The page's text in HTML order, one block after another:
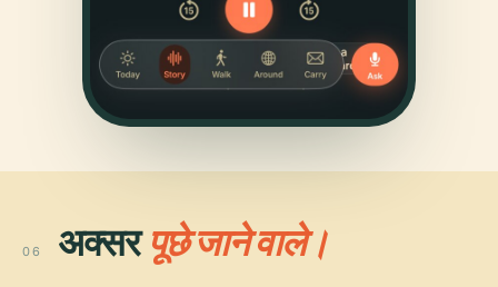
06 अक्सरपूछे जाने वाले।